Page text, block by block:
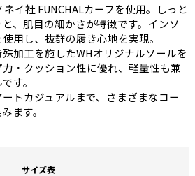
イ社 FUNCHALカーフを使用。しっと
、肌目の細かさが特徴です。インソ
用し、抜群の履き心地を実現。
加工を施したWHオリジナルソールを
・クッション性に優れ、軽量性も兼
す。
トカジュアルまで、さまざまなコー
ます。
サイズ表